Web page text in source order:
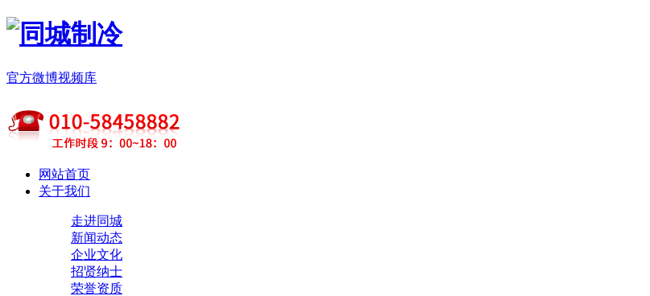
官方微博视频库
网站首页
关于我们
走进同城
新闻动态
企业文化
招贤纳士
荣誉资质